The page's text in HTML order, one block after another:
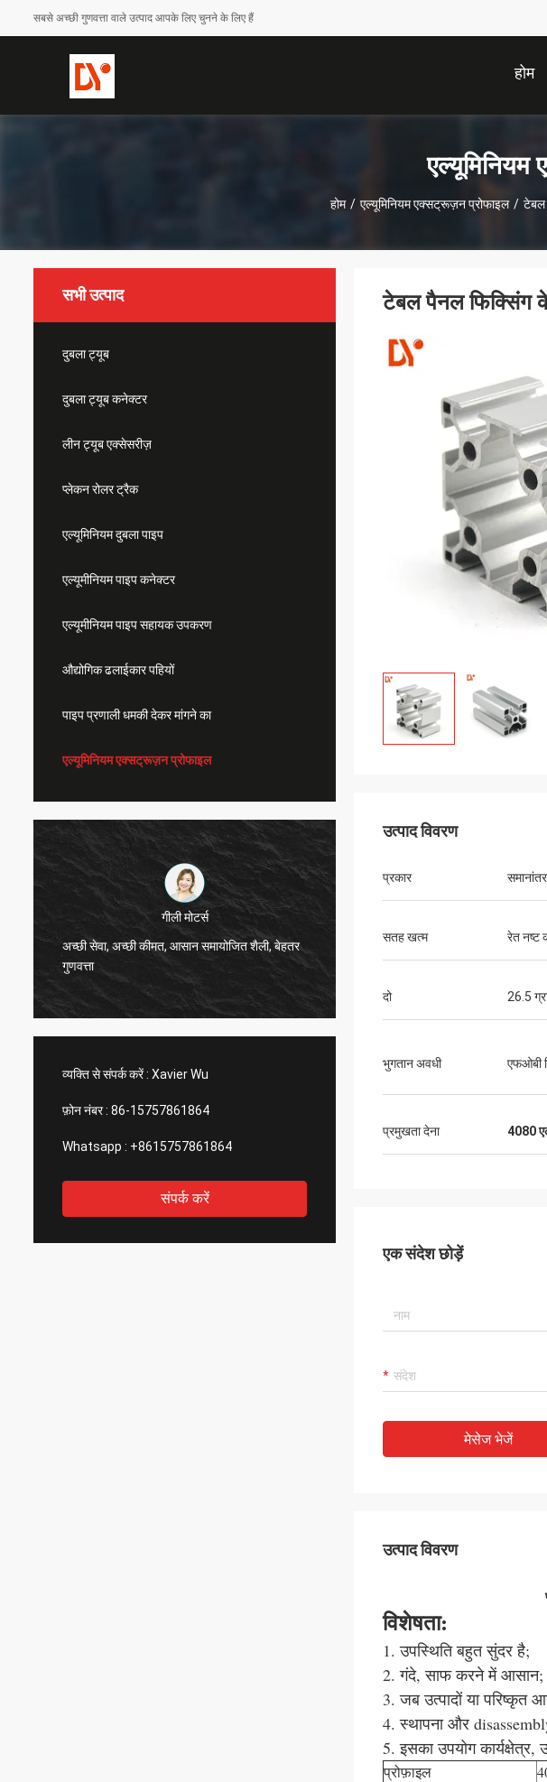
सबसे अच्छी गुणवत्ता वाले उत्पाद आपके लिए चुनने के लिए हैं
होम
एल्यूमिनियम
होम / एल्यूमिनियम एक्सट्रूज़न प्रोफाइल / टेबल
सभी उत्पाद
दुबला ट्यूब
दुबला ट्यूब कनेक्टर
लीन ट्यूब एक्सेसरीज़
प्लेकन रोलर ट्रैक
एल्यूमिनियम दुबला पाइप
एल्यूमीनियम पाइप कनेक्टर
एल्यूमीनियम पाइप सहायक उपकरण
औद्योगिक ढलाईकार पहियों
पाइप प्रणाली धमकी देकर मांगने का
एल्यूमिनियम एक्सट्रूज़न प्रोफाइल
Thinh वियतनाम
हाय, जॉनसन, कृपया 12000 मीटर 2808 दुबला ट्यूब,
हाथीदांत रंग की व्यवस्था करें।
हां, हम हमेशा शॉप कार्ट और काम की मेज
तेज और गर्म सेवा कंपनी है
व्यक्ति से संपर्क करें : Xavier Wu
फ़ोन नंबर : 86-15757861864
Whatsapp : +8615757861864
संपर्क करें
टेबल पैनल फिक्सिंग के
उत्पाद विवरण
प्रकार
सतह खत्म रेत नष्ट
दो 26.5
भुगतान अवधी एफओबी
प्रमुखता देना 4080
एक संदेश छोड़ें
मेसेज भेजें
उत्पाद विवरण
विशेषता:
1. उपस्थिति बहुत सुंदर है;
2. गंदे, साफ करने में आसान;
3. जब उत्पादों या परिष्कृत
4. स्थापना और
5. इसका उपयोग
प्रोफ़ाइल